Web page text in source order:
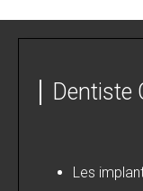
Dentiste
Les